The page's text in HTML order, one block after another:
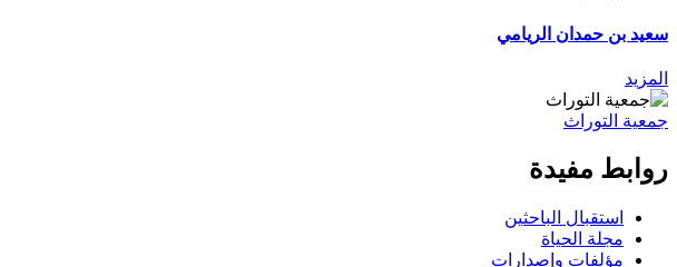
سعيد بن حمدان الريامي
المزيد
جمعية التوراث
روابط مفيدة
استقبال الباحثين
مجلة الحياة
مؤلفات وإصدارات